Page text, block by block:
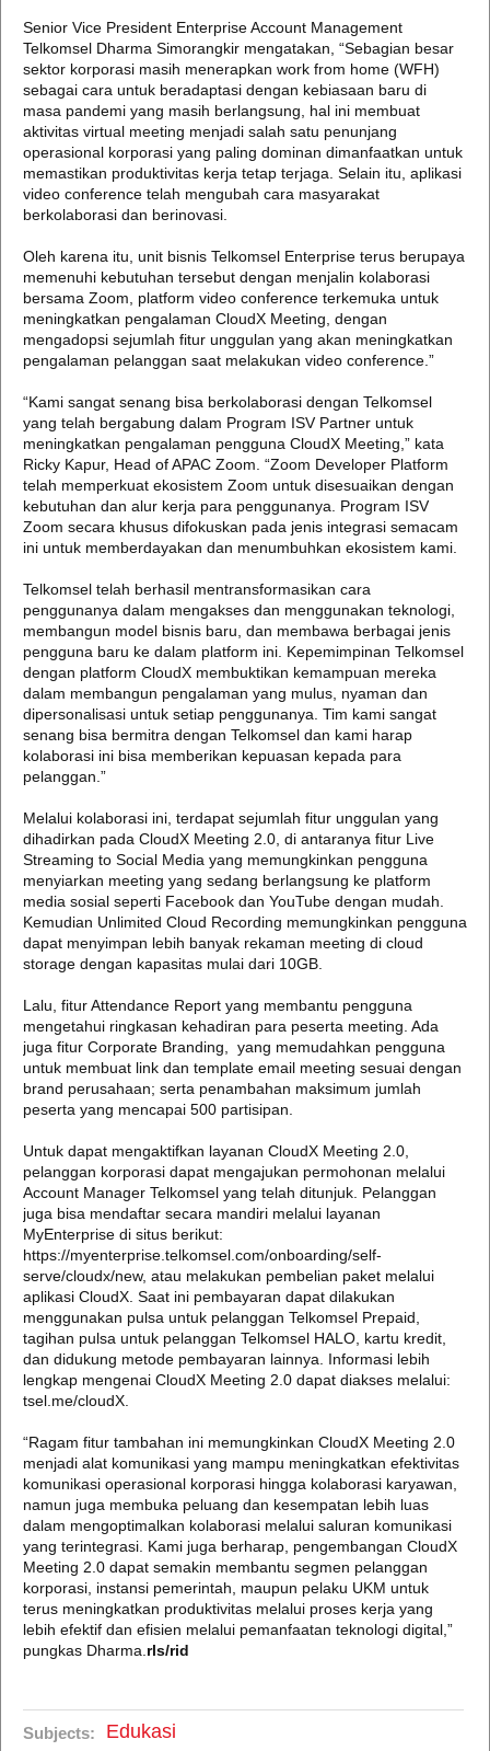
Senior Vice President Enterprise Account Management
Telkomsel Dharma Simorangkir mengatakan, “Sebagian besar
sektor korporasi masih menerapkan work from home (WFH)
sebagai cara untuk beradaptasi dengan kebiasaan baru di
masa pandemi yang masih berlangsung, hal ini membuat
aktivitas virtual meeting menjadi salah satu penunjang
operasional korporasi yang paling dominan dimanfaatkan untuk
memastikan produktivitas kerja tetap terjaga. Selain itu, aplikasi
video conference telah mengubah cara masyarakat
berkolaborasi dan berinovasi.
Oleh karena itu, unit bisnis Telkomsel Enterprise terus berupaya
memenuhi kebutuhan tersebut dengan menjalin kolaborasi
bersama Zoom, platform video conference terkemuka untuk
meningkatkan pengalaman CloudX Meeting, dengan
mengadopsi sejumlah fitur unggulan yang akan meningkatkan
pengalaman pelanggan saat melakukan video conference.”
“Kami sangat senang bisa berkolaborasi dengan Telkomsel
yang telah bergabung dalam Program ISV Partner untuk
meningkatkan pengalaman pengguna CloudX Meeting,” kata
Ricky Kapur, Head of APAC Zoom. “Zoom Developer Platform
telah memperkuat ekosistem Zoom untuk disesuaikan dengan
kebutuhan dan alur kerja para penggunanya. Program ISV
Zoom secara khusus difokuskan pada jenis integrasi semacam
ini untuk memberdayakan dan menumbuhkan ekosistem kami.
Telkomsel telah berhasil mentransformasikan cara
penggunanya dalam mengakses dan menggunakan teknologi,
membangun model bisnis baru, dan membawa berbagai jenis
pengguna baru ke dalam platform ini. Kepemimpinan Telkomsel
dengan platform CloudX membuktikan kemampuan mereka
dalam membangun pengalaman yang mulus, nyaman dan
dipersonalisasi untuk setiap penggunanya. Tim kami sangat
senang bisa bermitra dengan Telkomsel dan kami harap
kolaborasi ini bisa memberikan kepuasan kepada para
pelanggan.”
Melalui kolaborasi ini, terdapat sejumlah fitur unggulan yang
dihadirkan pada CloudX Meeting 2.0, di antaranya fitur Live
Streaming to Social Media yang memungkinkan pengguna
menyiarkan meeting yang sedang berlangsung ke platform
media sosial seperti Facebook dan YouTube dengan mudah.
Kemudian Unlimited Cloud Recording memungkinkan pengguna
dapat menyimpan lebih banyak rekaman meeting di cloud
storage dengan kapasitas mulai dari 10GB.
Lalu, fitur Attendance Report yang membantu pengguna
mengetahui ringkasan kehadiran para peserta meeting. Ada
juga fitur Corporate Branding, yang memudahkan pengguna
untuk membuat link dan template email meeting sesuai dengan
brand perusahaan; serta penambahan maksimum jumlah
peserta yang mencapai 500 partisipan.
Untuk dapat mengaktifkan layanan CloudX Meeting 2.0,
pelanggan korporasi dapat mengajukan permohonan melalui
Account Manager Telkomsel yang telah ditunjuk. Pelanggan
juga bisa mendaftar secara mandiri melalui layanan
MyEnterprise di situs berikut:
https://myenterprise.telkomsel.com/onboarding/self-
serve/cloudx/new, atau melakukan pembelian paket melalui
aplikasi CloudX. Saat ini pembayaran dapat dilakukan
menggunakan pulsa untuk pelanggan Telkomsel Prepaid,
tagihan pulsa untuk pelanggan Telkomsel HALO, kartu kredit,
dan didukung metode pembayaran lainnya. Informasi lebih
lengkap mengenai CloudX Meeting 2.0 dapat diakses melalui:
tsel.me/cloudX.
“Ragam fitur tambahan ini memungkinkan CloudX Meeting 2.0
menjadi alat komunikasi yang mampu meningkatkan efektivitas
komunikasi operasional korporasi hingga kolaborasi karyawan,
namun juga membuka peluang dan kesempatan lebih luas
dalam mengoptimalkan kolaborasi melalui saluran komunikasi
yang terintegrasi. Kami juga berharap, pengembangan CloudX
Meeting 2.0 dapat semakin membantu segmen pelanggan
korporasi, instansi pemerintah, maupun pelaku UKM untuk
terus meningkatkan produktivitas melalui proses kerja yang
lebih efektif dan efisien melalui pemanfaatan teknologi digital,”
pungkas Dharma. rls/rid
Subjects: Edukasi